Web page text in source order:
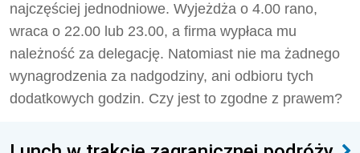
najczęściej jednodniowe. Wyjeżdża o 4.00 rano,
wraca o 22.00 lub 23.00, a firma wypłaca mu
należność za delegację. Natomiast nie ma żadnego
wynagrodzenia za nadgodziny, ani odbioru tych
dodatkowych godzin. Czy jest to zgodne z prawem?